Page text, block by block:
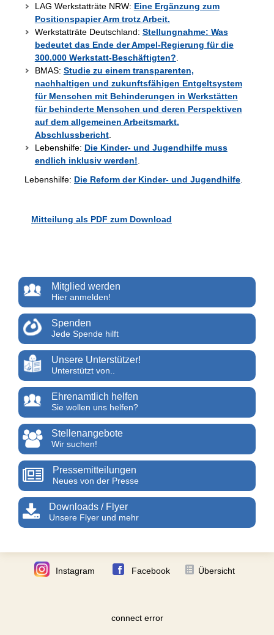
LAG Werkstatträte NRW: Eine Ergänzung zum
Positionspapier Arm trotz Arbeit.
Werkstatträte Deutschland: Stellungnahme: Was
bedeutet das Ende der Ampel-Regierung für die
300.000 Werkstatt-Beschäftigten?
BMAS: Studie zu einem transparenten,
nachhaltigen und zukunftsfähigen Entgeltsystem
für Menschen mit Behinderungen in Werkstätten
für behinderte Menschen und deren Perspektiven
auf dem allgemeinen Arbeitsmarkt.
Abschlussbericht.
Lebenshilfe: Die Kinder- und Jugendhilfe muss
endlich inklusiv werden!
Lebenshilfe: Die Reform der Kinder- und Jugendhilfe
Mitteilung als PDF zum Download
Mitglied werden
Hier anmelden!
Spenden
Jede Spende hilft
Unsere Unterstützer!
Unterstützt von..
Ehrenamtlich helfen
Sie wollen uns helfen?
Stellenangebote
Wir suchen!
Pressemitteilungen
Neues von der Presse
Downloads / Flyer
Unsere Flyer und mehr
Instagram Facebook Übersicht
connect error